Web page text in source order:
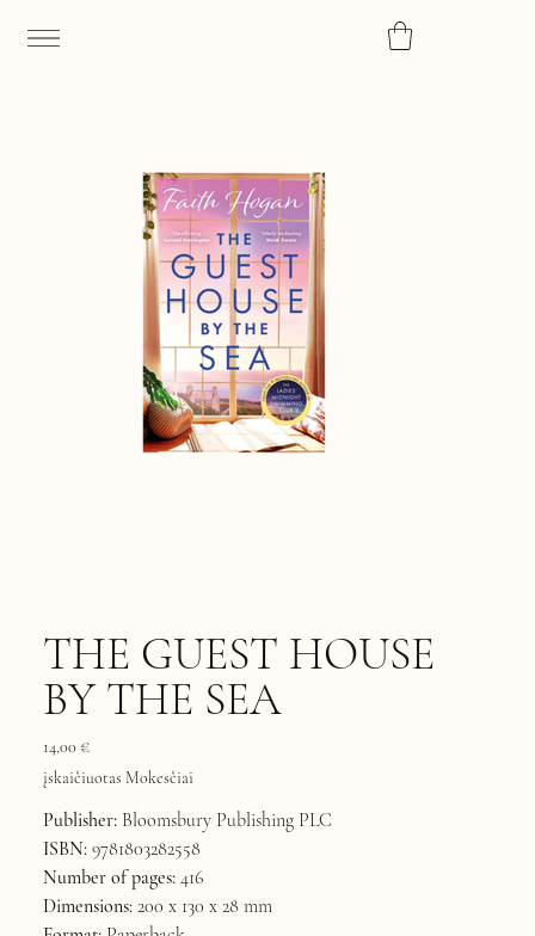
THE GUEST HOUSE
BY THE SEA
14,00 €
įskaičiuotas Mokesčiai
Publisher:Bloomsbury Publishing PLC
ISBN:9781803282558
Number of pages:416
Dimensions:200 x 130 x 28 mm